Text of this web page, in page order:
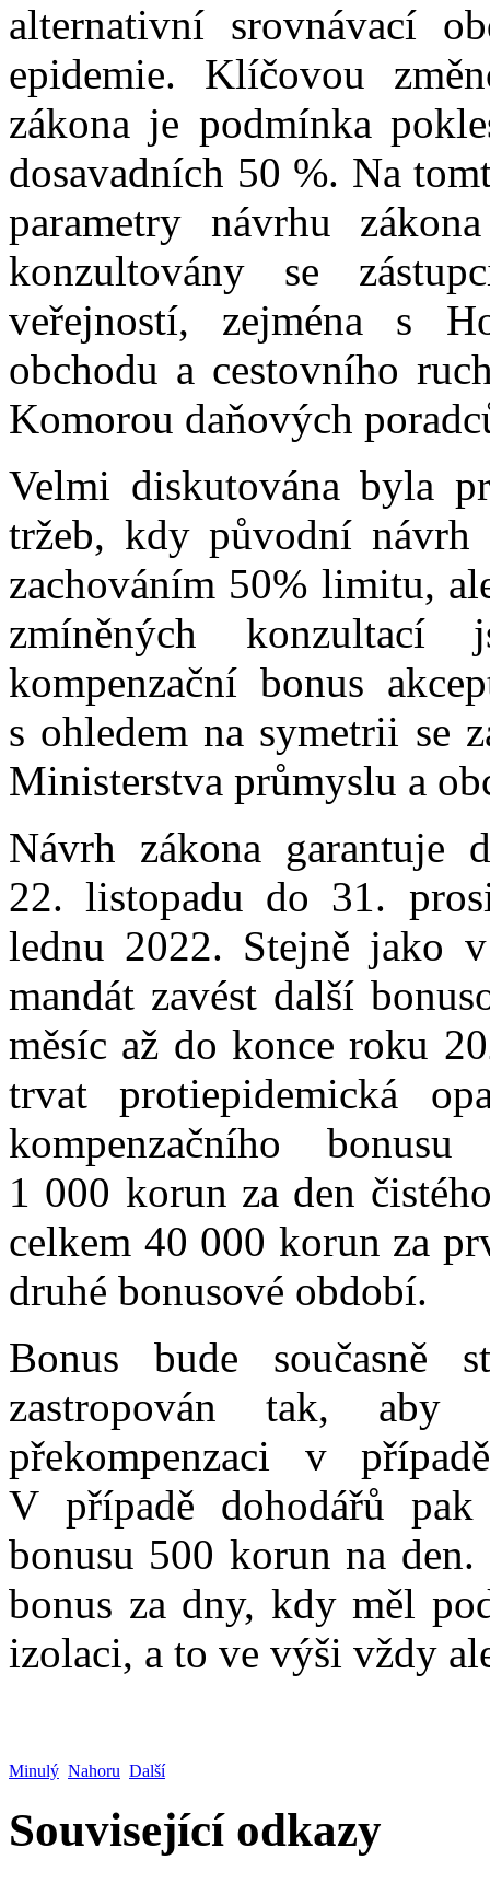
alternativní srovnávací
epidemie. Klíčovou
zákona je podmínka
dosavadních 50 %. Na
parametry návrhu
konzultovány se
veřejností, zejména s
obchodu a cestovního
Komorou daňových
Velmi diskutována byla
tržeb, kdy původní návrh
zachováním 50% limitu,
zmíněných
kompenzační bonus
s ohledem na symetrii se
Ministerstva průmyslu a
Návrh zákona garantuje
22. listopadu do 31.
lednu 2022. Stejně jako
mandát zavést další
měsíc až do konce roku
trvat protiepidemická
kompenzačního
1 000 korun za den
celkem 40 000 korun za
druhé bonusové období.
Bonus bude současně
zastropován tak, aby
překompenzaci v
V případě dohodářů pak
bonusu 500 korun na
bonus za dny, kdy měl
izolaci, a to ve výši vždy
Minulý Nahoru Další
Související odkazy